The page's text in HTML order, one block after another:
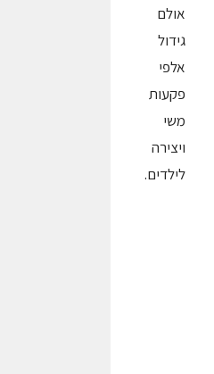
אולם
גידול
אלפי
פקעות
משי
ויצירה
לילדים.